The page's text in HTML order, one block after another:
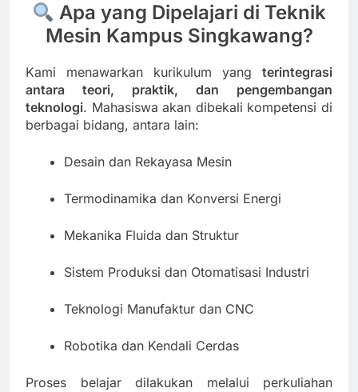
Apa yang Dipelajari di Teknik
Mesin Kampus Singkawang?
Kami menawarkan kurikulum yang terintegrasi
antara teori, praktik, dan pengembangan
teknologi. Mahasiswa akan dibekali kompetensi di
berbagai bidang, antara lain:
Desain dan Rekayasa Mesin
Termodinamika dan Konversi Energi
Mekanika Fluida dan Struktur
Sistem Produksi dan Otomatisasi Industri
Teknologi Manufaktur dan CNC
Robotika dan Kendali Cerdas
Proses belajar dilakukan melalui perkuliahan